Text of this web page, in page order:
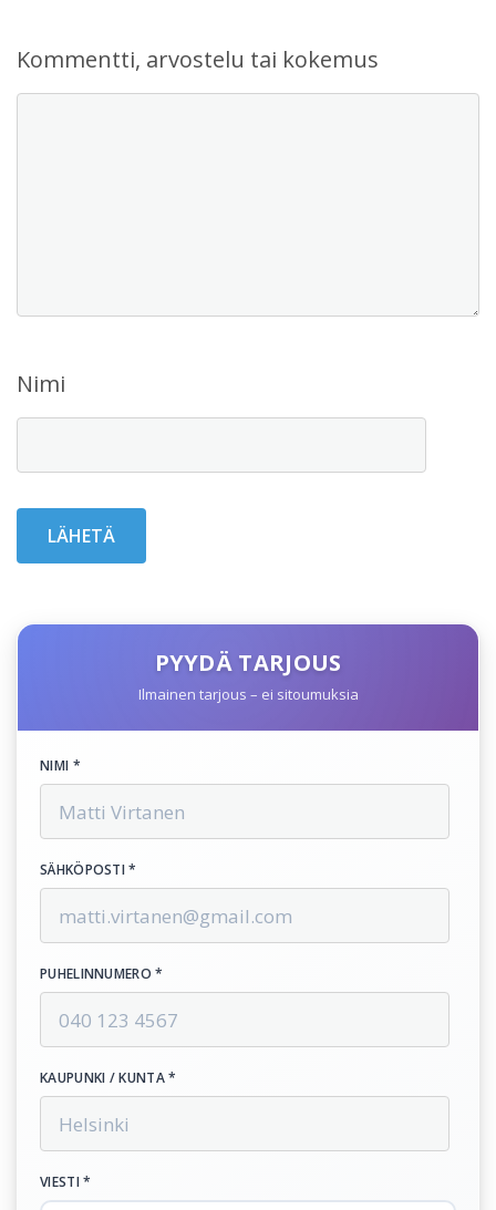
Kommentti, arvostelu tai kokemus
Nimi
PYYDÄ TARJOUS
Ilmainen tarjous – ei sitoumuksia
NIMI *
SÄHKÖPOSTI *
PUHELINNUMERO *
KAUPUNKI / KUNTA *
VIESTI *